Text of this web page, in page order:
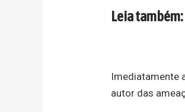
Leia também:
Imediatamente
autor das